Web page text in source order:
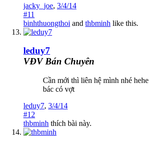
jacky_joe, 3/4/14
#11
binhthuongthoi and thbminh like this.
leduy7
VĐV Bán Chuyên
Cần mới thì liên hệ mình nhé hehe
bác có vợt
leduy7, 3/4/14
#12
thbminh thích bài này.